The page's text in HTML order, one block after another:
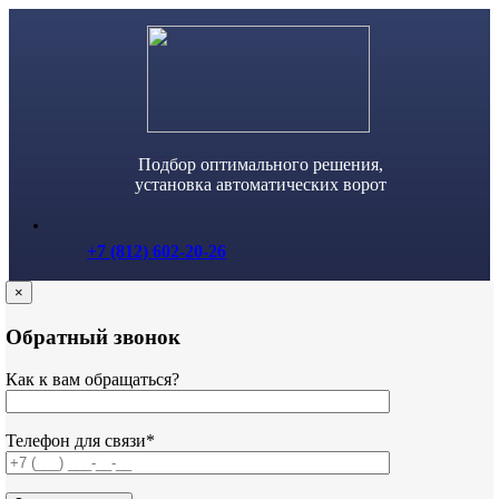
Подбор оптимального решения,
установка автоматических ворот
+7 (812) 602-20-26
×
Обратный звонок
Как к вам обращаться?
Телефон для связи*